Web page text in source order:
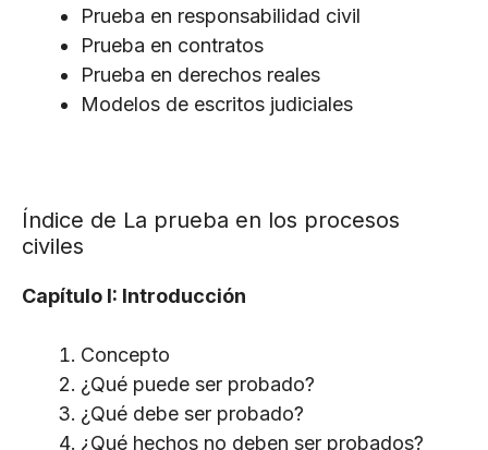
Prueba en responsabilidad civil
Prueba en contratos
Prueba en derechos reales
Modelos de escritos judiciales
Índice de La prueba en los procesos
civiles
Capítulo I: Introducción
Concepto
¿Qué puede ser probado?
¿Qué debe ser probado?
¿Qué hechos no deben ser probados?